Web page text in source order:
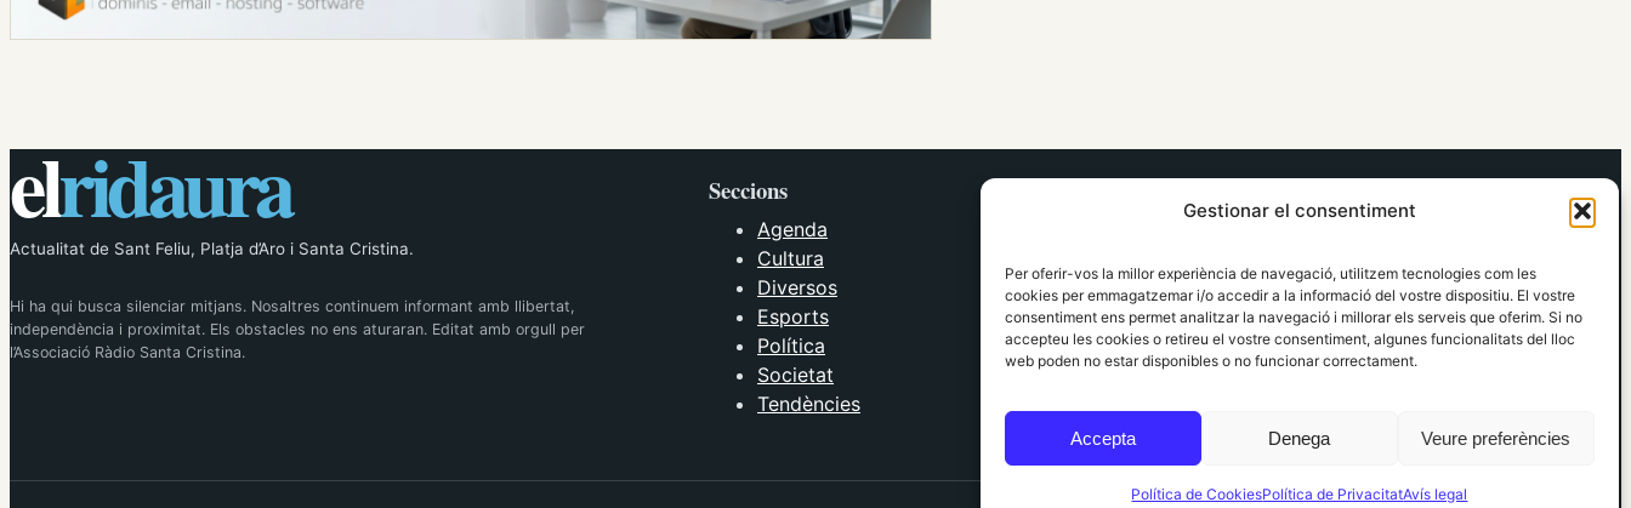
Gestionar el consentiment
Per oferir-vos la millor experiència de navegació, utilitzem tecnologies com les
cookies per emmagatzemar i/o accedir a la informació del vostre dispositiu. El vostre
consentiment ens permet analitzar la navegació i millorar els serveis que oferim. Si no
accepteu les cookies o retireu el vostre consentiment, algunes funcionalitats del lloc
web poden no estar disponibles o no funcionar correctament.
Accepta Denega Veure preferències
Política de CookiesPolítica de PrivacitatAvís legal
elridaura
Actualitat de Sant Feliu, Platja d’Aro i Santa Cristina.
Hi ha qui busca silenciar mitjans. Nosaltres continuem informant amb llibertat,
independència i proximitat. Els obstacles no ens aturaran. Editat amb orgull per
l’Associació Ràdio Santa Cristina.
Seccions
Agenda
Cultura
Diversos
Esports
Política
Societat
Tendències
Política de Cookies
Política Editorial